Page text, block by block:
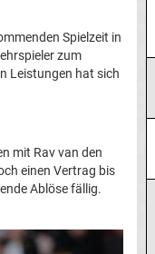
Spielzeit in
zum
Leistungen hat sich
mit Rav van den
einen Vertrag bis
Ablöse fällig.